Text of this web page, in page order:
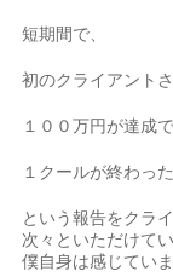
短期間で、
初のクライアント
１００万円が達成で
１クールが終わっ
という報告をクラ
次々といただけて
僕自身は感じていま